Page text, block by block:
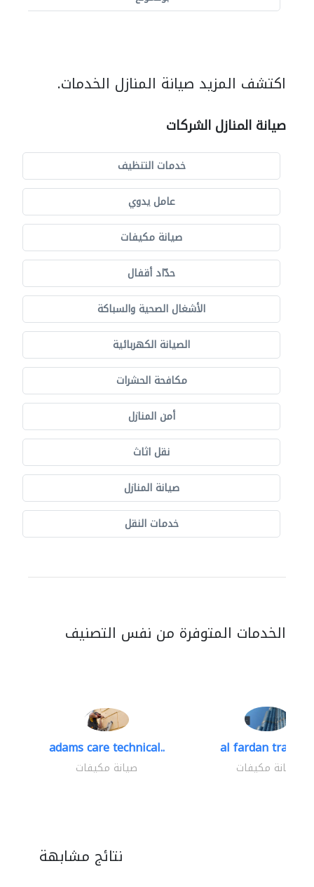
اكتشف المزيد صيانة المنازل الخدمات.
صيانة المنازل الشركات
خدمات التنظيف
عامل يدوي
صيانة مكيفات
حدّاد أقفال
الأشغال الصحية والسباكة
الصيانة الكهربائية
مكافحة الحشرات
أمن المنازل
نقل اثاث
صيانة المنازل
خدمات النقل
الخدمات المتوفرة من نفس التصنيف
adams care technical..
صيانة مكيفات
al fardan trading..
صيانة مكيفات
نتائج مشابهة